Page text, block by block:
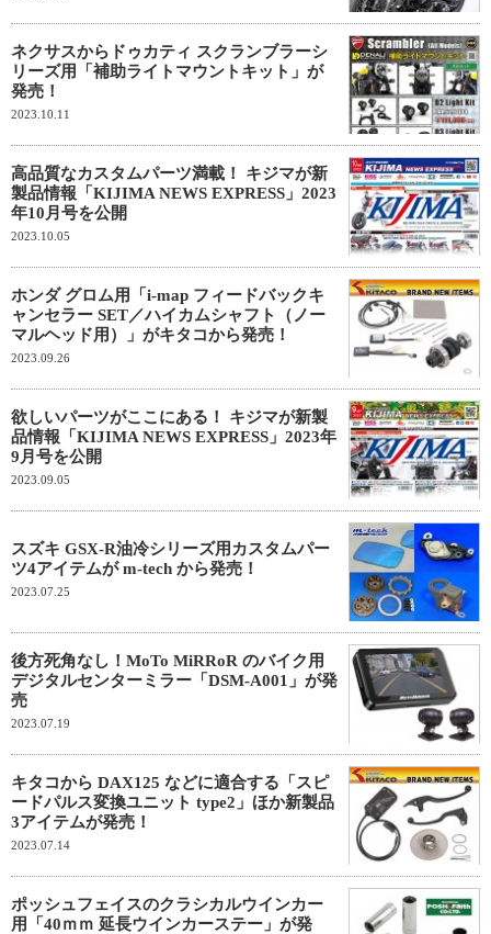
ネクサスからドゥカティ スクランブラーシ
リーズ用「補助ライトマウントキット」が
発売！
2023.10.11
高品質なカスタムパーツ満載！ キジマが新
製品情報「KIJIMA NEWS EXPRESS」2023
年10月号を公開
2023.10.05
ホンダ グロム用「i-map フィードバックキ
ャンセラー SET／ハイカムシャフト（ノー
マルヘッド用）」がキタコから発売！
2023.09.26
欲しいパーツがここにある！ キジマが新製
品情報「KIJIMA NEWS EXPRESS」2023年
9月号を公開
2023.09.05
スズキ GSX-R油冷シリーズ用カスタムパー
ツ4アイテムが m-tech から発売！
2023.07.25
後方死角なし！MoTo MiRRoR のバイク用
デジタルセンターミラー「DSM-A001」が発
売
2023.07.19
キタコから DAX125 などに適合する「スピ
ードパルス変換ユニット type2」ほか新製品
3アイテムが発売！
2023.07.14
ポッシュフェイスのクラシカルウインカー
用「40ｍｍ 延長ウインカーステー」が発